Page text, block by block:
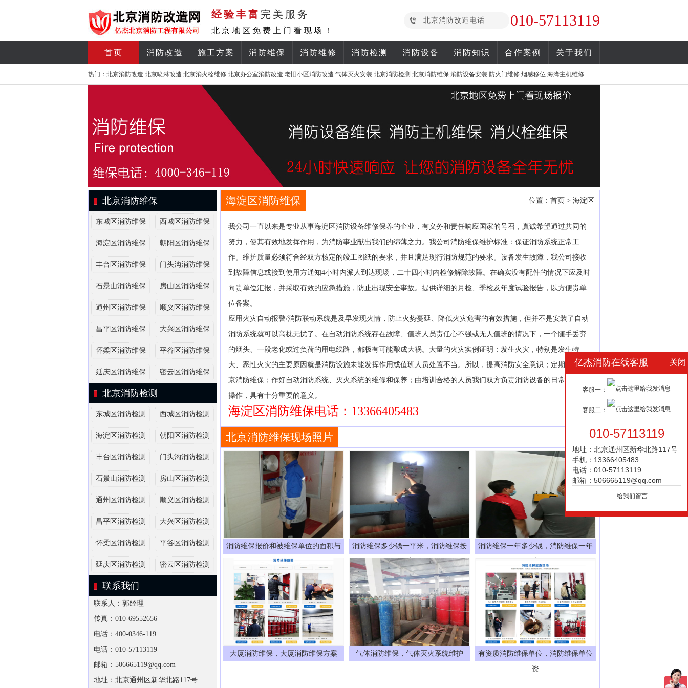
经验丰富 完美服务
北京地区免费上门看现场！
北京消防改造电话 010-57113119
首页 消防改造 施工方案 消防维保 消防维修 消防检测 消防设备 消防知识 合作案例 关于我们
热门： 北京消防改造 北京喷淋改造 北京消火栓维修 北京办公室消防改造 老旧小区消防改造 气体灭火安装 北京消防检测 北京消防维保 消防设备安装 防火门维修 烟感移位 海湾主机维修
北京消防维保
东城区消防维保 西城区消防维保
海淀区消防维保 朝阳区消防维保
丰台区消防维保 门头沟消防维保
石景山消防维保 房山区消防维保
通州区消防维保 顺义区消防维保
昌平区消防维保 大兴区消防维保
怀柔区消防维保 平谷区消防维保
延庆区消防维保 密云区消防维保
北京消防检测
东城区消防检测 西城区消防检测
海淀区消防检测 朝阳区消防检测
丰台区消防检测 门头沟消防检测
石景山消防检测 房山区消防检测
通州区消防检测 顺义区消防检测
昌平区消防检测 大兴区消防检测
怀柔区消防检测 平谷区消防检测
延庆区消防检测 密云区消防检测
联系我们
联系人：郭经理
传真：010-69552656
电话：400-0346-119
电话：010-57113119
邮箱：506665119@qq.com
地址：北京通州区新华北路117号
海淀区消防维保 位置： 首页 > 海淀区
我公司一直以来是专业从事海淀区消防设备维修保养的企业，有义务和责任响应国家的号召，真诚希望通过共同的
努力，使其有效地发挥作用，为消防事业献出我们的绵薄之力。我公司消防维保维护标准：保证消防系统正常工
作。维护质量必须符合经双方核定的竣工图纸的要求，并且满足现行消防规范的要求。设备发生故障，我公司接收
到故障信息或接到使用方通知4小时内派人到达现场，二十四小时内检修解除故障。在确实没有配件的情况下应及时
向贵单位汇报，并采取有效的应急措施，防止出现安全事故。提供详细的月检、季检及年度试验报告，以方便贵单
位备案。
应用火灾自动报警/消防联动系统是及早发现火情，防止火势蔓延、降低火灾危害的有效措施，但并不是安装了自动
消防系统就可以高枕无忧了。在自动消防系统存在故障、值班人员责任心不强或无人值班的情况下，一个随手丢弃
的烟头、一段老化或过负荷的用电线路，都极有可能酿成大祸。大量的火灾实例证明：发生火灾，特别是发生特
大、恶性火灾的主要原因就是消防设施未能发挥作用或值班人员处置不当。所以，提高消防安全意识；定期进行北
京消防维保；作好自动消防系统、灭火系统的维修和保养；由培训合格的人员我们双方负责消防设备的日常管理和
操作，具有十分重要的意义。
海淀区消防维保电话：13366405483
北京消防维保现场照片
消防维保报价和被维保单位的面积与
消防维保多少钱一平米，消防维保按
建
消防维保一年多少钱，消防维保一年
大厦消防维保，大厦消防维保方案 气体消防维保，气体灭火系统维护
有资质消防维保单位，消防维保单位
资
亿杰消防在线客服 关闭
客服一：
客服二：
010-57113119
地址：北京通州区新华北路117号
手机：13366405483
电话：010-57113119
邮箱：506665119@qq.com
给我们留言